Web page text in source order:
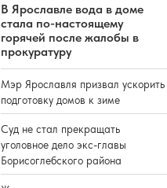
В Ярославле вода в доме
стала по-настоящему
горячей после жалобы в
прокуратуру
Мэр Ярославля призвал ускорить
подготовку домов к зиме
Суд не стал прекращать
уголовное дело экс-главы
Борисоглебского района